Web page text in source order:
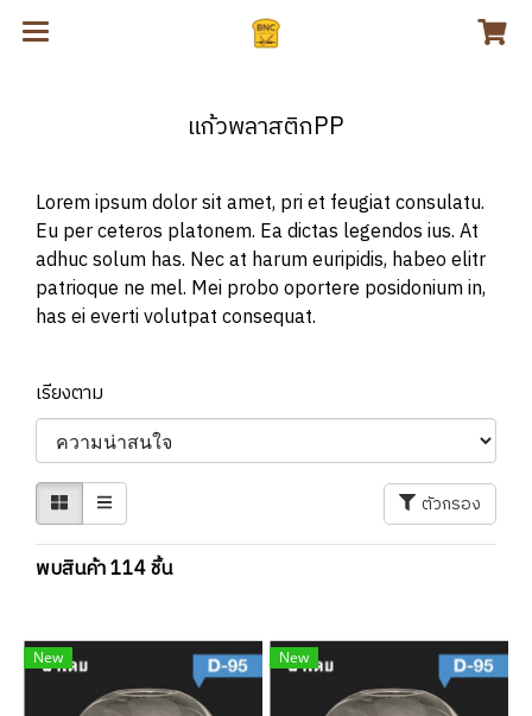
แก้วพลาสติกPP
Lorem ipsum dolor sit amet, pri et feugiat consulatu.
Eu per ceteros platonem. Ea dictas legendos ius. At
adhuc solum has. Nec at harum euripidis, habeo elitr
patrioque ne mel. Mei probo oportere posidonium in,
has ei everti volutpat consequat.
เรียงตาม
ตัวกรอง
พบสินค้า 114 ชิ้น
New New